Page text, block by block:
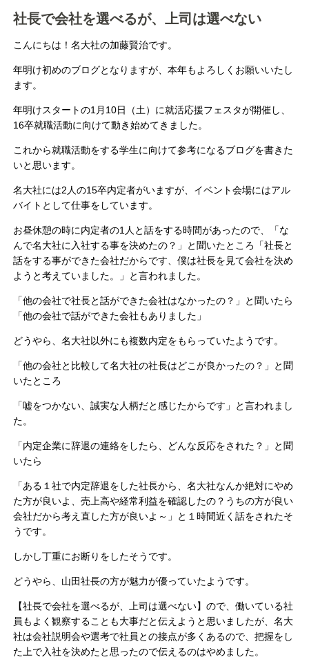
社長で会社を選べるが、上司は選べない
こんにちは！名大社の加藤賢治です。
年明け初めのブログとなりますが、本年もよろしくお願いいたし
ます。
年明けスタートの1月10日（土）に就活応援フェスタが開催し、
16卒就職活動に向けて動き始めてきました。
これから就職活動をする学生に向けて参考になるブログを書きた
いと思います。
名大社には2人の15卒内定者がいますが、イベント会場にはアル
バイトとして仕事をしています。
お昼休憩の時に内定者の1人と話をする時間があったので、「な
んで名大社に入社する事を決めたの？」と聞いたところ「社長と
話をする事ができた会社だからです、僕は社長を見て会社を決め
ようと考えていました。」と言われました。
「他の会社で社長と話ができた会社はなかったの？」と聞いたら
「他の会社で話ができた会社もありました」
どうやら、名大社以外にも複数内定をもらっていたようです。
「他の会社と比較して名大社の社長はどこが良かったの？」と聞
いたところ
「嘘をつかない、誠実な人柄だと感じたからです」と言われまし
た。
「内定企業に辞退の連絡をしたら、どんな反応をされた？」と聞
いたら
「ある１社で内定辞退をした社長から、名大社なんか絶対にやめ
た方が良いよ、売上高や経常利益を確認したの？うちの方が良い
会社だから考え直した方が良いよ～」と１時間近く話をされたそ
うです。
しかし丁重にお断りをしたそうです。
どうやら、山田社長の方が魅力が優っていたようです。
【社長で会社を選べるが、上司は選べない】ので、働いている社
員もよく観察することも大事だと伝えようと思いましたが、名大
社は会社説明会や選考で社員との接点が多くあるので、把握をし
た上で入社を決めたと思ったので伝えるのはやめました。